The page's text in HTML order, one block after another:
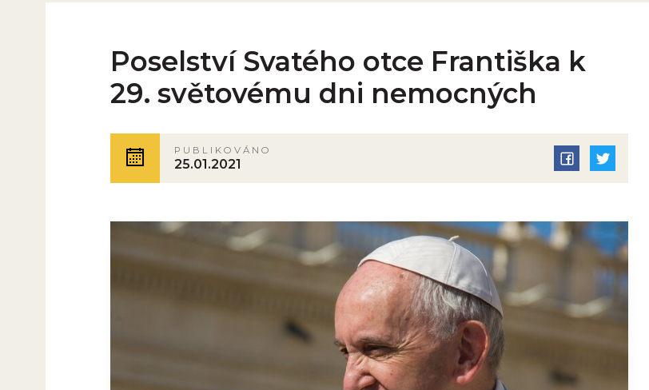
Poselství Svatého otce Františka k
29. světovému dni nemocných
PUBLIKOVÁNO
25.01.2021